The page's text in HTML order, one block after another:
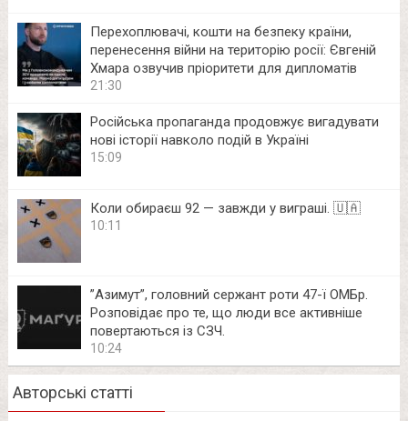
Перехоплювачі, кошти на безпеку країни,
перенесення війни на територію росії: Євгеній
Хмара озвучив пріоритети для дипломатів
21:30
Російська пропаганда продовжує вигадувати
нові історії навколо подій в Україні
15:09
Коли обираєш 92 — завжди у виграші. 🇺🇦
10:11
⁨”Азимут”, головний сержант роти 47-ї ОМБр.
Розповідає про те, що люди все активніше
повертаються із СЗЧ.
10:24
Авторські статті